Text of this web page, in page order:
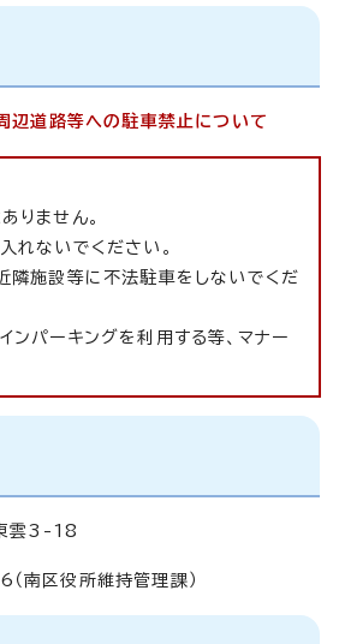
辺道路等への駐車禁止について
りません。
れないでください。
隣施設等に不法駐車をしないでくだ
ンパーキングを利用する等、マナー
雲3-18
区役所維持管理課）